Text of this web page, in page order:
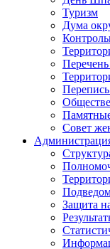
Туризм
Дума
Перепись
Совет
Защита